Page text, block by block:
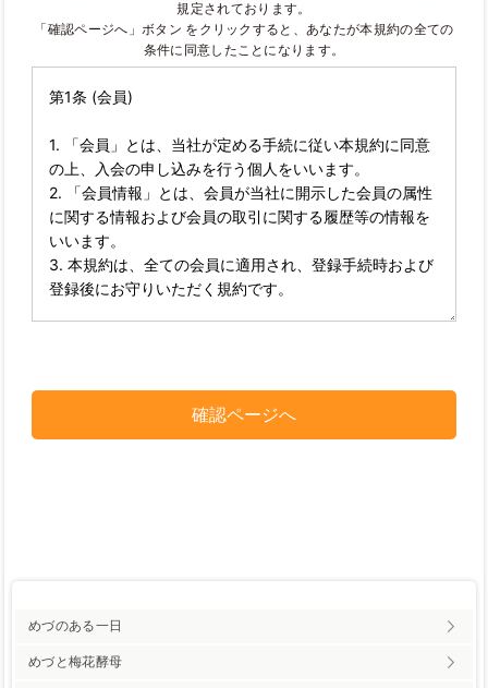
規定されております。
「確認ページへ」ボタン をクリックすると、あなたが本規約の全ての
条件に同意したことになります。
めづのある一日
めづと梅花酵母